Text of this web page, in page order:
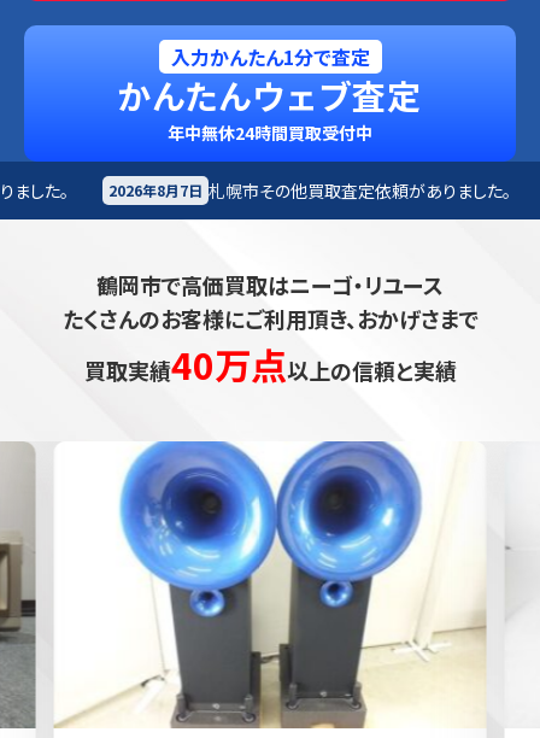
入力かんたん1分で査定
かんたんウェブ査定
年中無休24時間買取受付中
札幌市 その他買取査定依頼がありました。 2026年8月7日 札幌市
鶴岡市で高価買取はニーゴ・リユース
たくさんのお客様にご利用頂き、おかげさまで
買取実績40万点以上の信頼と実績